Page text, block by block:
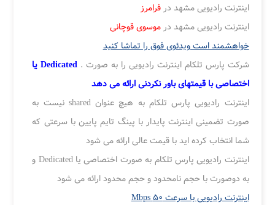
اینترنت رادیویی مشهد درفرامرز
اینترنت رادیویی مشهد درموسوی قوچانی
خواهشمند است ویدئوی فوق را تماشا کنید
شرکت پارس تلکام اینترنت رادیویی را به صورت .
Dedicated یا
اختصاصی با قیمتهای باور نکردنی ارائه می دهد
اینترنت رادیویی پارس تلکام به هیچ عنوان shared نیست به
صورت تضمینی اینترنت پایدار با پینگ تایم پایین با سرعتی که
شما انتخاب کرده اید با قیمت عالی ارائه می شود
اینترنت رادیویی پارس تلکام به صورت اختصاصی یا Dedicated و
به دوصورت با حجم نامحدود و حجم محدود ارائه می شود
اینترنت رادیویی با سرعت ۵۰ Mbps